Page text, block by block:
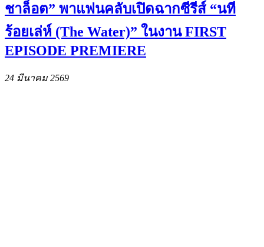
ชาล็อต” พาแฟนคลับเปิดฉากซีรีส์ “นที
ร้อยเล่ห์ (The Water)” ในงาน FIRST
EPISODE PREMIERE
24 มีนาคม 2569